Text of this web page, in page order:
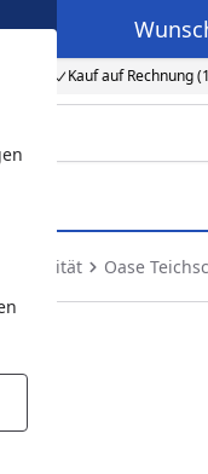
Kauf auf Rechnung
Oase